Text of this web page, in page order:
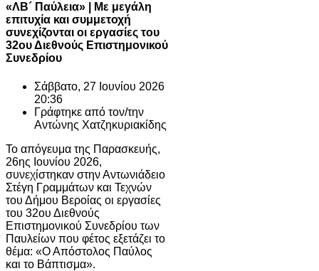
«ΛΒ´ Παύλεια» | Με μεγάλη
επιτυχία και συμμετοχή
συνεχίζονται οι εργασίες του
32ου Διεθνούς Επιστημονικού
Συνεδρίου
Σάββατο, 27 Ιουνίου 2026
20:36
Γράφτηκε από τον/την
Αντώνης Χατζηκυριακίδης
Το απόγευμα της Παρασκευής,
26ης Ιουνίου 2026,
συνεχίστηκαν στην Αντωνιάδειο
Στέγη Γραμμάτων και Τεχνών
του Δήμου Βεροίας οι εργασίες
του 32ου Διεθνούς
Επιστημονικού Συνεδρίου των
Παυλείων που φέτος εξετάζει το
θέμα: «Ο Απόστολος Παύλος
και το Βάπτισμα».